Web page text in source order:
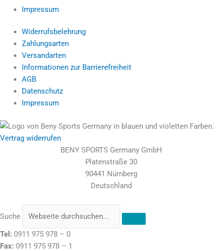
Impressum
Widerrufsbelehrung
Zahlungsarten
Versandarten
Informationen zur Barrierefreiheit
AGB
Datenschutz
Impressum
Vertrag widerrufen
BENY SPORTS Germany GmbH
Platenstraße 30
90441 Nürnberg
Deutschland
Suche
Tel: 0911 975 978 – 0
Fax: 0911 975 978 – 1